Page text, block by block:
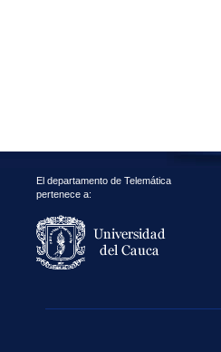
El departamento de Telemática
pertenece a: